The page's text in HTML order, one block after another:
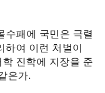
수패에 국민은 극렬
하여 이런 처벌이
진학에 지장을 준
은가.